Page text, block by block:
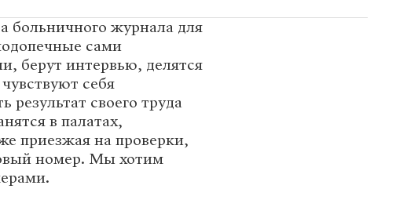
больничного журнала для
сами
берут интервью, делятся
себя
своего труда
в палатах,
приезжая на проверки,
номер. Мы хотим